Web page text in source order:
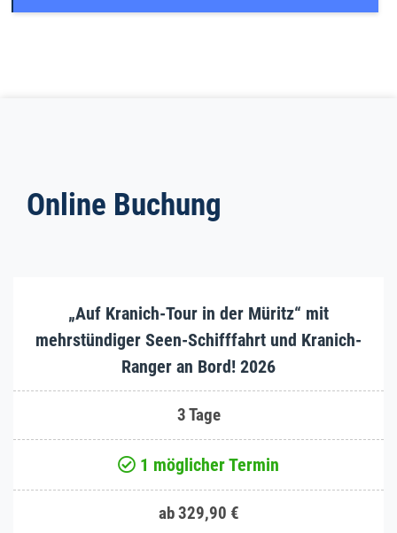
Online Buchung
„Auf Kranich-Tour in der Müritz“ mit
mehrstündiger Seen-Schifffahrt und Kranich-
Ranger an Bord! 2026
3 Tage
1 möglicher Termin
ab 329,90 €